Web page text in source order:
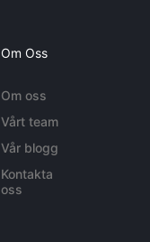
Om Oss
Om oss
Vårt team
Vår blogg
Kontakta
oss